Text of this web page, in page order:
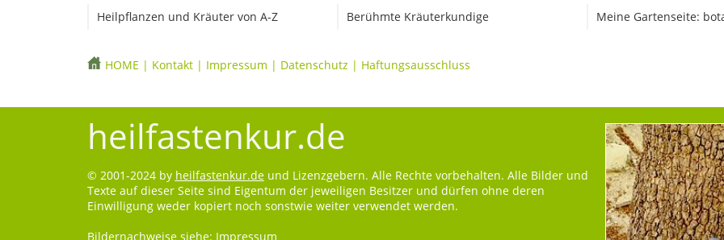
Heilpflanzen und Kräuter von A-Z Berühmte Kräuterkundige Meine Gartenseite:
HOME | Kontakt| Impressum | Datenschutz | Haftungsausschluss
heilfastenkur.de
© 2001-2024 by heilfastenkur.deund Lizenzgebern. Alle Rechte vorbehalten. Alle Bilder und
Texte auf dieser Seite sind Eigentum der jeweiligen Besitzer und dürfen ohne deren
Einwilligung weder kopiert noch sonstwie weiter verwendet werden.
Bildernachweise siehe: Impressum